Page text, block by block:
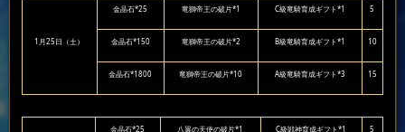
1月25日（土）
金晶石*25 竜獅帝王の破片*1 C級竜騎育成ギフト*1 5
金晶石*150 竜獅帝王の破片*2 B級竜騎育成ギフト*1 10
金晶石*1800 竜獅帝王の破片*10 A級竜騎育成ギフト*3 15
金晶石*25 八翼の天使の破片*1 C級戦神育成ギフト*1 5